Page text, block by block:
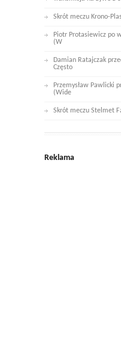
Skrót meczu Krono-
Piotr Protasiewicz po
(W
Damian Ratajczak
Często
Przemysław Pawlicki
(Wide
Skrót meczu Stelmet
Reklama